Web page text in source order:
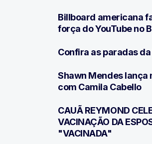
Billboard americana
força do YouTube no
Confira as paradas
Shawn Mendes lança
com Camila Cabello
CAUÃ REYMOND
VACINAÇÃO DA
"VACINADA"